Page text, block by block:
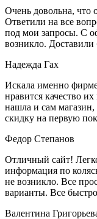
Очень довольна, что
Ответили на все
под мои запросы. С
возникло.
Надежда Гах
Искала именно
нравится качество
нашла и сам магазин,
скидку на первую
Федор Степанов
Отличный сайт!
информация по
не возникло. Все
варианты. Все
Валентина